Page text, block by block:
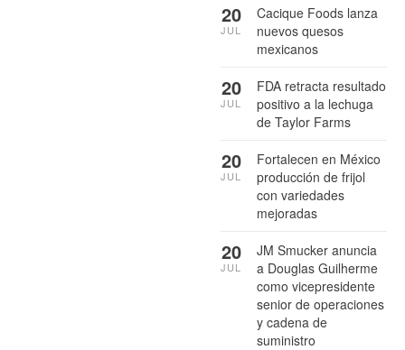
Cacique Foods lanza
nuevos quesos
mexicanos
20
JUL
FDA retracta resultado
positivo a la lechuga
de Taylor Farms
20
JUL
Fortalecen en México
producción de frijol
con variedades
mejoradas
20
JUL
JM Smucker anuncia
a Douglas Guilherme
como vicepresidente
senior de operaciones
y cadena de
suministro
20
JUL